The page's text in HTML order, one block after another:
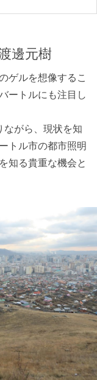
邊元樹
ゲルを想像するこ
ートルにも注目し
ながら、現状を知
トル市の都市照明
知る貴重な機会と